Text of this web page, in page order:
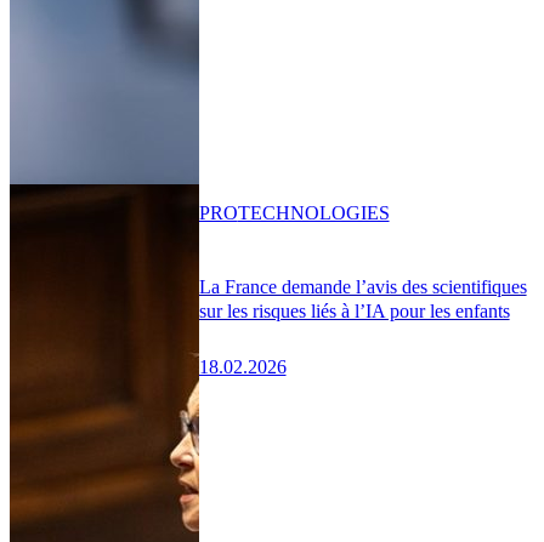
La France demande l’avis des scientifiques
sur les risques liés à l’IA pour les enfants
18.02.2026
PROTECHNOLOGIES